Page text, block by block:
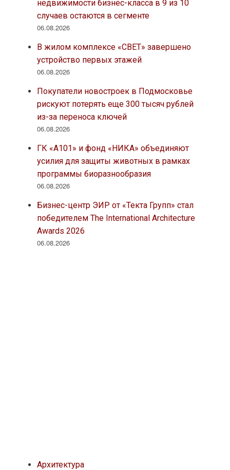
недвижимости бизнес-класса в 9 из 10
случаев остаются в сегменте
06.08.2026
В жилом комплексе «СВЕТ» завершено
устройство первых этажей
06.08.2026
Покупатели новостроек в Подмосковье
рискуют потерять еще 300 тысяч рублей
из-за переноса ключей
06.08.2026
ГК «А101» и фонд «НИКА» объединяют
усилия для защиты животных в рамках
программы биоразнообразия
06.08.2026
Бизнес-центр ЭИР от «Текта Групп» стал
победителем The International Architecture
Awards 2026
06.08.2026
Архитектура